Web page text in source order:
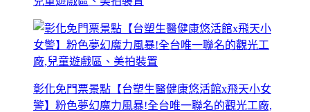
彰化免門票景點【台塑生醫健康悠活館x飛天小女
警】粉色夢幻魔力風暴!全台唯一聯名的觀光工廠,